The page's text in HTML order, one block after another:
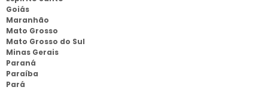
Goiás
Maranhão
Mato Grosso
Mato Grosso do Sul
Minas Gerais
Paraná
Paraíba
Pará